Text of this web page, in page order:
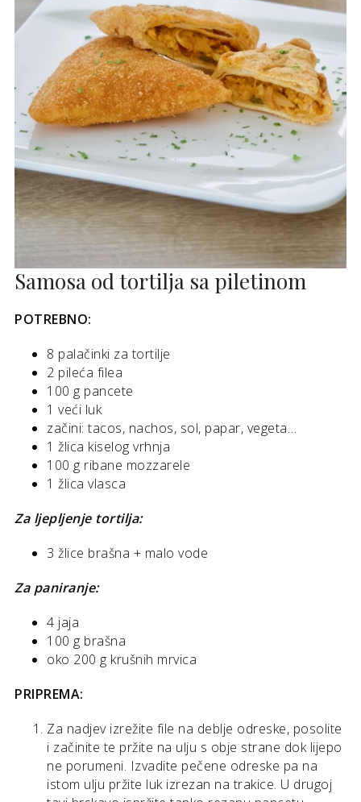
Samosa od tortilja sa piletinom
POTREBNO:
8 palačinki za tortilje
2 pileća filea
100 g pancete
1 veći luk
začini: tacos, nachos, sol, papar, vegeta…
1 žlica kiselog vrhnja
100 g ribane mozzarele
1 žlica vlasca
Za ljepljenje tortilja:
3 žlice brašna + malo vode
Za paniranje:
4 jaja
100 g brašna
oko 200 g krušnih mrvica
PRIPREMA:
Za nadjev izrežite file na deblje odreske, posolite
i začinite te pržite na ulju s obje strane dok lijepo
ne porumeni. Izvadite pečene odreske pa na
istom ulju pržite luk izrezan na trakice. U drugoj